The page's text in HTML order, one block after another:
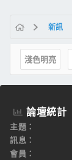
新訊
淺色明亮
論壇統計
主題
訊息
會員